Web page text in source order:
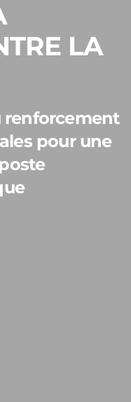
LA
une
sûrs et